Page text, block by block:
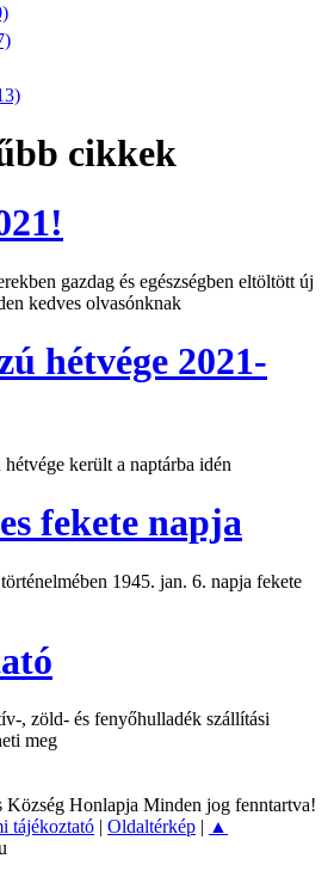
cikkek
gazdag és egészségben eltöltött új
kedves olvasónknak
hétvége 2021-
hétvége került a naptárba idén
fekete napja
1945. jan. 6. napja fekete
, zöld- és fenyőhulladék szállítási
meg
Honlapja Minden jog fenntartva!
tájékoztató Oldaltérkép
▲